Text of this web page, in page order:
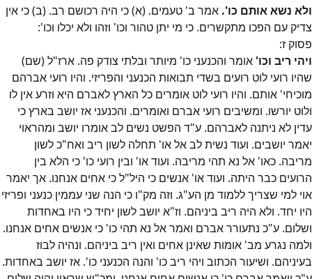
ולא נשא אותם כו'. אמר ב' טעמים. (א) כי היה רכושם רב. (ב) כי אין
צדיק עם הפכו מתקשרים. כי מי יתן טהור וכו' וזהו ולא יכלו וכו':
פסוק ז:
ויהי ריב וכו' אומר והכנעני כו' מיותר ובלתי צודק פה. ארז"ל (שם)
שהיו רועי לוט רועים בשדי תבואות הכנעני והפריזי. והיו רועי אברהם
מוכיחי' אותם. והיו רועי לוט אומרים כל הארץ לאברם היא וזרע אין לו
ולוט יורשו. ומשיבים רועי אברם ואומרים. והכנעני אז יושב בארץ כי
עדין לא ניתנה לאברהם. ע"ד הפשט נשים לב אומרו יושב ומהראוי
יאמר יושבים. ועוד נשית לב אל או' תחלה לשון ריב ואח"כ לשון
מריבה. כאו' אל נא תהי מריבה. ועוד או' ובין רועי כו' כי הלא בין
הרועים כבר היתה. ועוד או' אנשים כי היל"ל כי אחים אנחנו. אך יאמר
אוי למי שצריך ללמוד מן הע"ג. וזה מק"ו כי הנה שני עממין כנעני ופריזי
היו יחד. ולא היה ריב ביניהם. וז"א יושב לשון יחיד כי היו באחדות
ושלום. ע"כ נתעורר אברם ואמר אל נא תהי כו' כי אנשים אחים אנחנו.
ולמה נגרע מב' אומות שאינן אחים ואין ריב ביניהם. ונהיה לבוז
בעיניהם. ושיעור הכתוב ויהי ריב כו' והנה הכנעני כו'. אז יושב באחדות.